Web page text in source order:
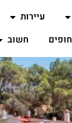
עיירות
חופים חשוב